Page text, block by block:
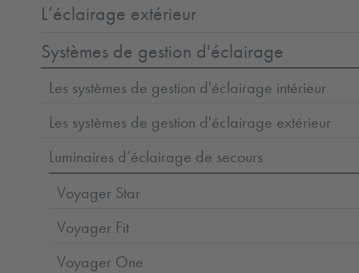
L’éclairage extérieur
Systèmes de gestion d'éclairage
Les systèmes de gestion d'éclairage intérieur
Les systèmes de gestion d'éclairage extérieur
Luminaires d’éclairage de secours
Voyager Star
Voyager Fit
Voyager One